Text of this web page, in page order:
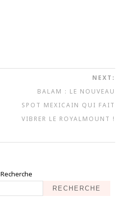
NEXT:
BALAM : LE NOUVEAU
SPOT MEXICAIN QUI FAIT
VIBRER LE ROYALMOUNT !
Recherche
RECHERCHE